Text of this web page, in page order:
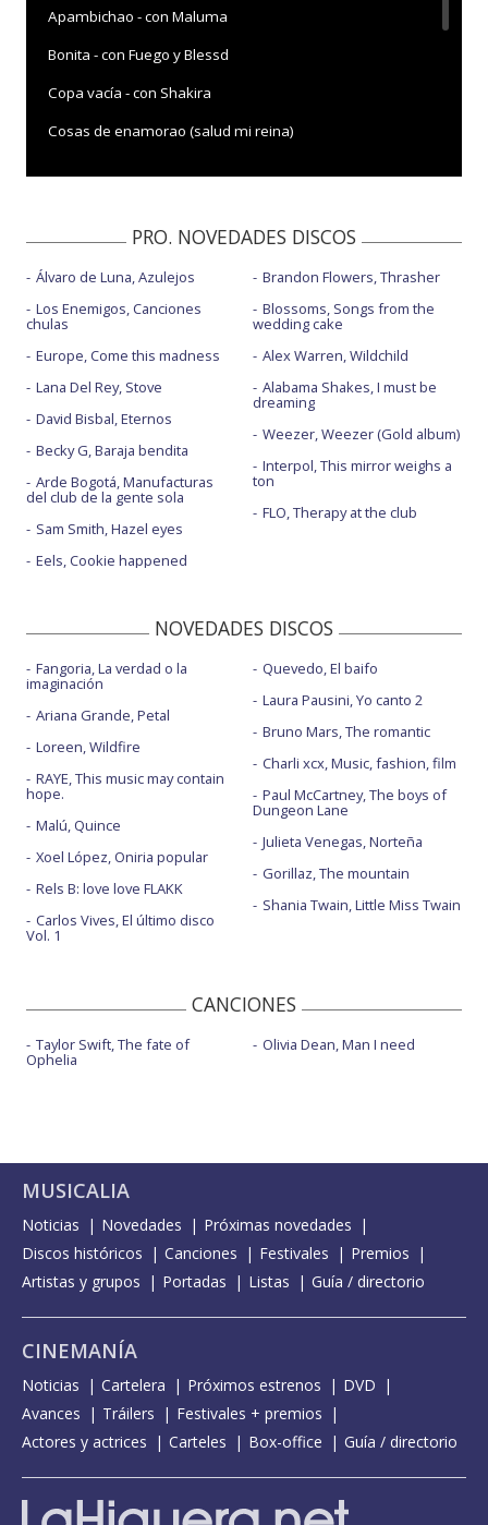
Apambichao - con Maluma
Bonita - con Fuego y Blessd
Copa vacía - con Shakira
Cosas de enamorao (salud mi reina)
Éxtasis - con Maria Becerra
La bachata
La bachata - alternativo
La semana - con Elena Rose
Mírame ahora (Salud mi reina)
Por un pendejo no se llora (salud mi reina)
Que haces - con Becky G
Qué pecao - con Kapo
Vagabundo - con Sebastián Yatra y Beéle
PRO. NOVEDADES DISCOS
Álvaro de Luna, Azulejos
Los Enemigos, Canciones
chulas
Europe, Come this madness
Lana Del Rey, Stove
David Bisbal, Eternos
Becky G, Baraja bendita
Arde Bogotá, Manufacturas
del club de la gente sola
Sam Smith, Hazel eyes
Eels, Cookie happened
Brandon Flowers, Thrasher
Blossoms, Songs from the
wedding cake
Alex Warren, Wildchild
Alabama Shakes, I must be
dreaming
Weezer, Weezer (Gold album)
Interpol, This mirror weighs a
ton
FLO, Therapy at the club
NOVEDADES DISCOS
Fangoria, La verdad o la
imaginación
Ariana Grande, Petal
Loreen, Wildfire
RAYE, This music may contain
hope.
Malú, Quince
Xoel López, Oniria popular
Rels B: love love FLAKK
Carlos Vives, El último disco
Vol. 1
Quevedo, El baifo
Laura Pausini, Yo canto 2
Bruno Mars, The romantic
Charli xcx, Music, fashion, film
Paul McCartney, The boys of
Dungeon Lane
Julieta Venegas, Norteña
Gorillaz, The mountain
Shania Twain, Little Miss Twain
CANCIONES
Taylor Swift, The fate of
Ophelia
Olivia Dean, Man I need
MUSICALIA
Noticias Novedades
Próximas novedades
Discos históricos
Canciones Festivales
Premios
Artistas y grupos
Portadas Listas Guía / directorio
CINEMANÍA
Noticias Cartelera Próximos estrenos
DVD
Avances
Tráilers
Festivales + premios
Actores y actrices
Carteles Box-office Guía / directorio